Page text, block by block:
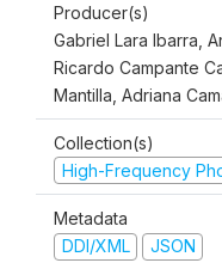
Producer(s)
Gabriel Lara Ibarra,
Ricardo Campante
Mantilla, Adriana
Collection(s)
High-Frequency
Metadata
DDI/XML
JSON